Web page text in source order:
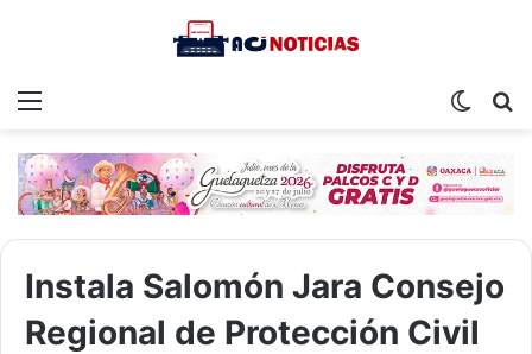
Menu
Switch
Instala Salomón Jara Consejo
Regional de Protección Civil